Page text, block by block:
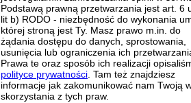
Podstawą prawną przetwarzania jest art. 6
lit b) RODO - niezbędność do wykonania
której stroną jest Ty. Masz prawo m.in. do
żądania dostępu do danych, sprostowania,
usunięcia lub ograniczenia ich
Prawa te oraz sposób ich realizacji
polityce prywatności. Tam też znajdziesz
informacje jak zakomunikować nam Twoją
skorzystania z tych praw.